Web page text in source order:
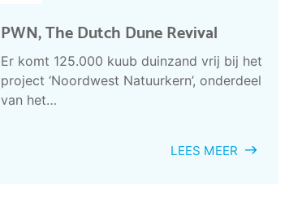
PWN, The Dutch Dune Revival
Er komt 125.000 kuub duinzand vrij bij het
project ‘Noordwest Natuurkern’, onderdeel
van het…
LEES MEER